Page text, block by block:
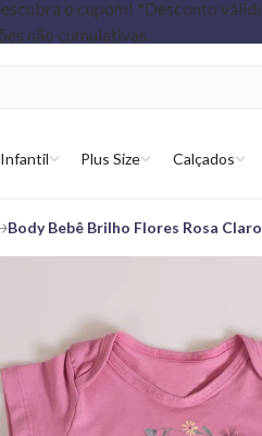
Infantil Plus Size Calçados
Body Bebê Brilho Flores Rosa Claro